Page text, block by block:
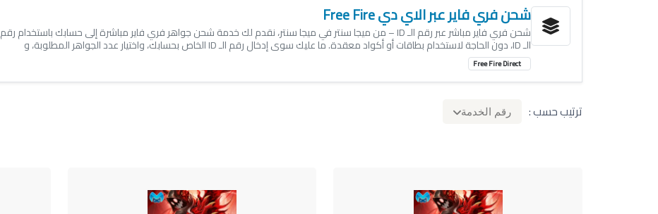
شحن فري فاير عبر الاي دي Free Fire
شحن فري فاير مباشر عبر رقم الـ ID – من ميجا سنتر في ميجا سنتر، نقدم لك خدمة شحن جواهر فري فاير مباشرة إلى حسابك باستخدام رقم
الـ ID، دون الحاجة لاستخدام بطاقات أو أكواد معقدة. ما عليك سوى إدخال رقم الـ ID الخاص بحسابك، واختيار عدد الجواهر المطلوبة، و
ترتيب حسب : رقم الخدمة